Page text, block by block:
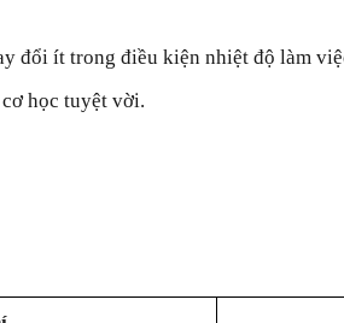
đổi ít trong điều kiện nhiệt độ làm
học tuyệt vời.